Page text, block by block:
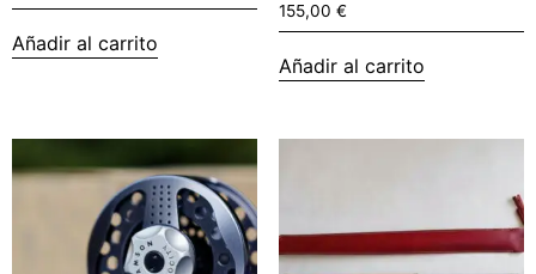
Añadir al carrito
155,00 €
Añadir al carrito